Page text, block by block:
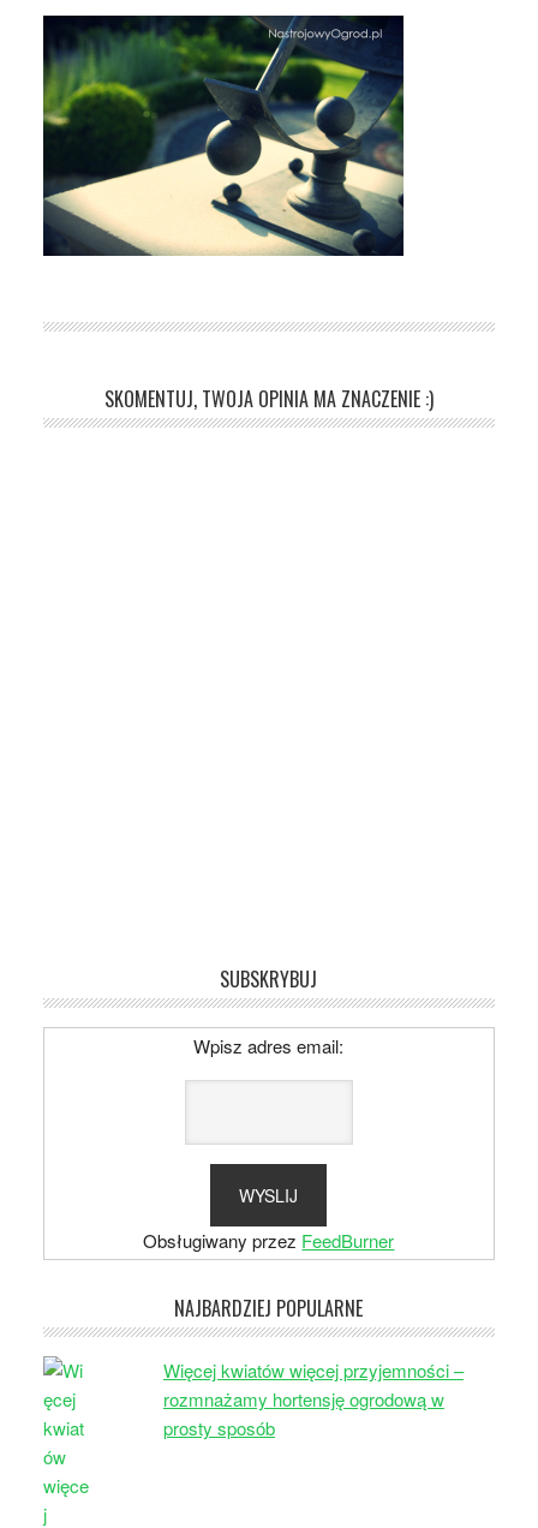
SKOMENTUJ, TWOJA OPINIA MA ZNACZENIE :)
SUBSKRYBUJ
Wpisz adres email:
Obsługiwany przez FeedBurner
NAJBARDZIEJ POPULARNE
Więcej kwiatów więcej przyjemności –
rozmnażamy hortensję ogrodową w
prosty sposób